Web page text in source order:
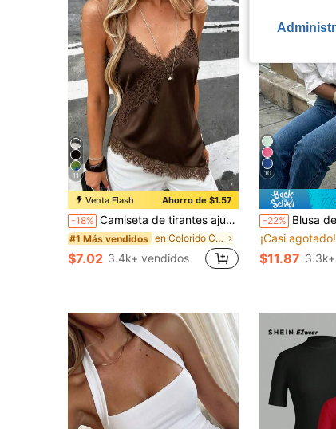
11
Venta Flash Ahorro de $1.57
-18% Camiseta de tirantes ajustada para mujer de satén suave con cuello en V, dobladillo asimétrico con ribete de encaje, diseño de encaje de pestañas semitransparente en color marrón, elegante y casual para el verano
#1 Más vendidos en Colorido Camisetas sin mangas con escote en V p
$7.02 3.4k+ vendidos
10
-22% Blusa de mujer de unicolor con mangas medias, diseño de
¡Casi agotado!
$11.87